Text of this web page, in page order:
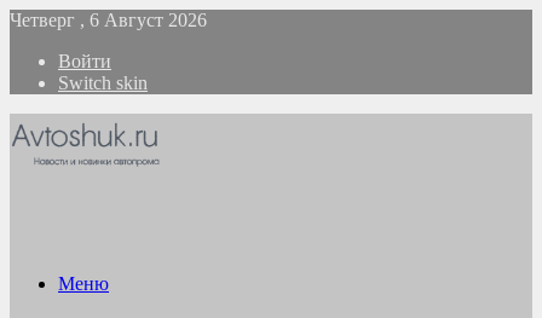
Четверг , 6 Август 2026
Войти
Switch skin
Меню